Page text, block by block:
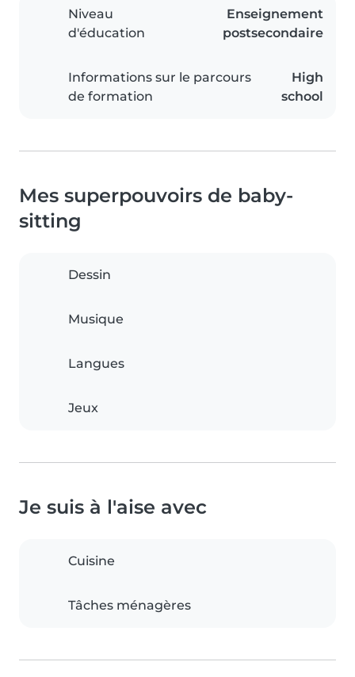
Niveau
d'éducation
Enseignement
postsecondaire
Informations sur le parcours
de formation
High
school
Mes superpouvoirs de baby-
sitting
Dessin
Musique
Langues
Jeux
Je suis à l'aise avec
Cuisine
Tâches ménagères